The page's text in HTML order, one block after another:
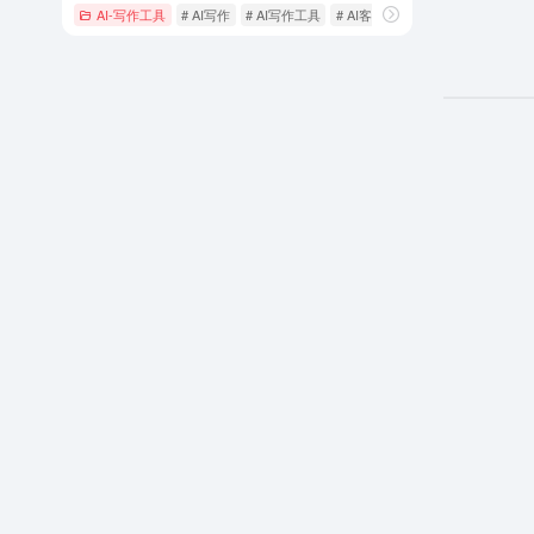
AI-写作工具 # AI写作 # AI写作工具 # AI客服